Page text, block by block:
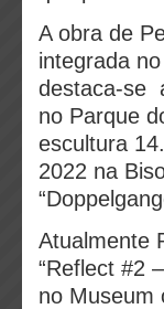
A obra de
integrada
destaca-se
no Parque
escultura
2022 na
Atualmente
“Reflect #2
no Museum